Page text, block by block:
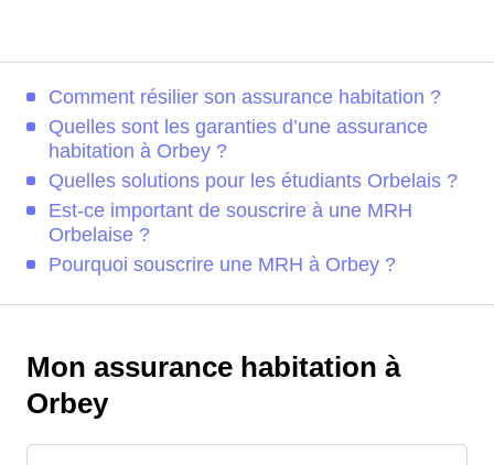
Comment résilier son assurance habitation ?
Quelles sont les garanties d’une assurance
habitation à Orbey ?
Quelles solutions pour les étudiants Orbelais ?
Est-ce important de souscrire à une MRH
Orbelaise ?
Pourquoi souscrire une MRH à Orbey ?
Mon assurance habitation à
Orbey